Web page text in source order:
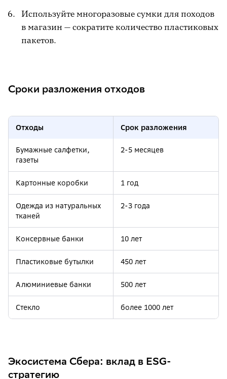
Используйте многоразовые сумки для походов
в магазин — сократите количество пластиковых
пакетов.
Сроки разложения отходов
Отходы Срок разложения
Бумажные салфетки,
газеты
2-5 месяцев
Картонные коробки 1 год
Одежда из натуральных
тканей
2-3 года
Консервные банки 10 лет
Пластиковые бутылки 450 лет
Алюминиевые банки 500 лет
Стекло более 1000 лет
Батарейки
Экосистема Сбера: вклад в ESG-
стратегию